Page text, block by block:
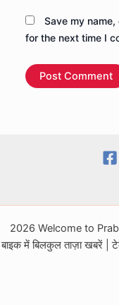
Save my
for the next time I
2026 Welcome to
बाइक में बिलकुल ताज़ा खबरें |